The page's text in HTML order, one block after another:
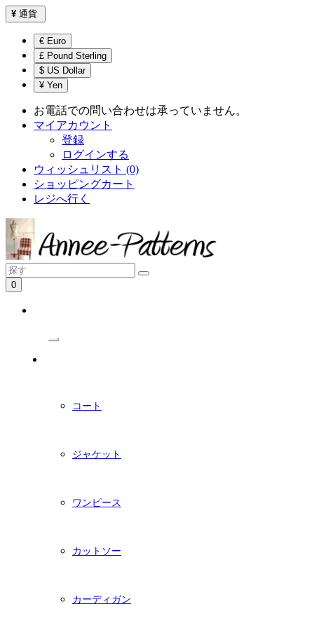
¥ 通貨
€ Euro
£ Pound Sterling
$ US Dollar
¥ Yen
お電話での問い合わせは承っていません。
マイアカウント
登録
ログインする
ウィッシュリスト (0)
ショッピングカート
レジへ行く
0
コート
ジャケット
ワンピース
カットソー
カーディガン